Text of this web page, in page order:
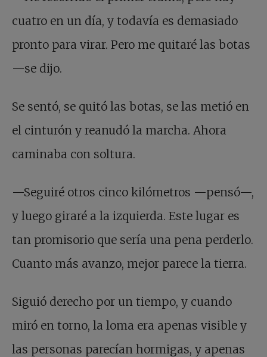
cuatro en un día, y todavía es demasiado
pronto para virar. Pero me quitaré las botas
—se dijo.
Se sentó, se quitó las botas, se las metió en
el cinturón y reanudó la marcha. Ahora
caminaba con soltura.
—Seguiré otros cinco kilómetros —pensó—,
y luego giraré a la izquierda. Este lugar es
tan promisorio que sería una pena perderlo.
Cuanto más avanzo, mejor parece la tierra.
Siguió derecho por un tiempo, y cuando
miró en torno, la loma era apenas visible y
las personas parecían hormigas, y apenas